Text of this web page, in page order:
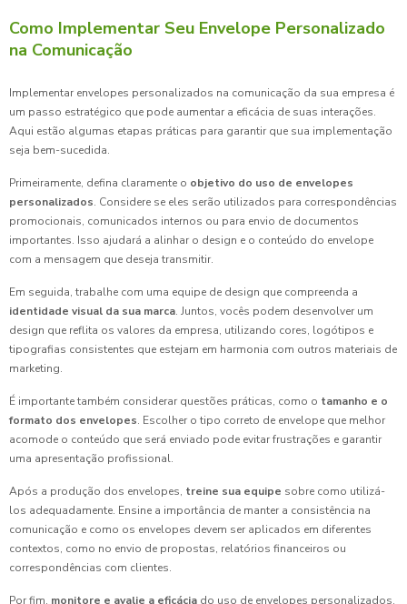
Como Implementar Seu Envelope Personalizado
na Comunicação
Implementar envelopes personalizados na comunicação da sua empresa é
um passo estratégico que pode aumentar a eficácia de suas interações.
Aqui estão algumas etapas práticas para garantir que sua implementação
seja bem-sucedida.
Primeiramente, defina claramente o objetivo do uso de envelopes
personalizados. Considere se eles serão utilizados para correspondências
promocionais, comunicados internos ou para envio de documentos
importantes. Isso ajudará a alinhar o design e o conteúdo do envelope
com a mensagem que deseja transmitir.
Em seguida, trabalhe com uma equipe de design que compreenda a
identidade visual da sua marca. Juntos, vocês podem desenvolver um
design que reflita os valores da empresa, utilizando cores, logótipos e
tipografias consistentes que estejam em harmonia com outros materiais de
marketing.
É importante também considerar questões práticas, como o tamanho e o
formato dos envelopes. Escolher o tipo correto de envelope que melhor
acomode o conteúdo que será enviado pode evitar frustrações e garantir
uma apresentação profissional.
Após a produção dos envelopes, treine sua equipe sobre como utilizá-
los adequadamente. Ensine a importância de manter a consistência na
comunicação e como os envelopes devem ser aplicados em diferentes
contextos, como no envio de propostas, relatórios financeiros ou
correspondências com clientes.
Por fim, monitore e avalie a eficácia do uso de envelopes personalizados.